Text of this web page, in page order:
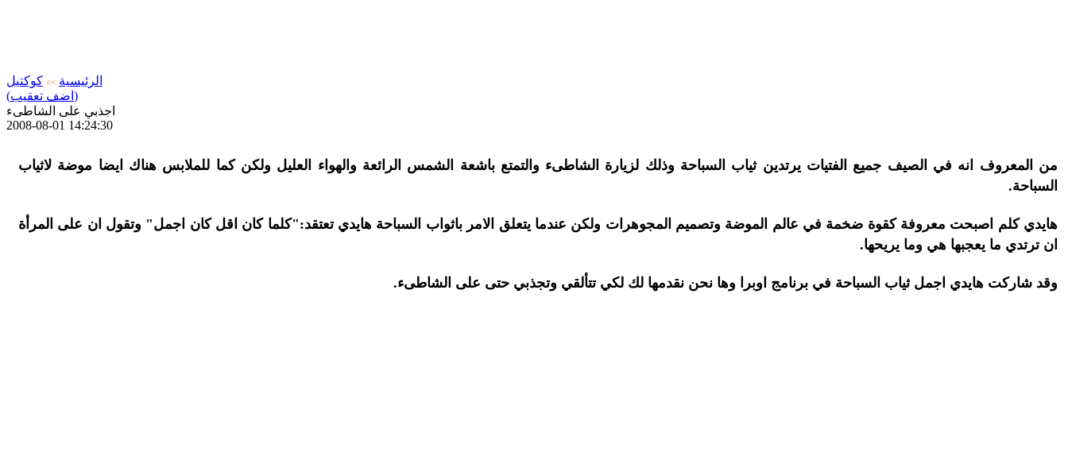
الرئيسية >> كوكتيل
(اضف تعقيب)
اجذبي على الشاطىء
2008-08-01 14:24:30
من المعروف انه في الصيف جميع الفتيات يرتدين ثياب السباحة وذلك لزيارة الشاطىء والتمتع باشعة الشمس الرائعة والهواء العليل ولكن كما للملابس هناك ايضا موضة لاثياب
السباحة.
هايدي كلم اصبحت معروفة كقوة ضخمة في عالم الموضة وتصميم المجوهرات ولكن عندما يتعلق الامر باثواب السباحة هايدي تعتقد:"كلما كان اقل كان اجمل" وتقول ان على المرأة
ان ترتدي ما يعجبها هي وما يريحها.
وقد شاركت هايدي اجمل ثياب السباحة في برنامج اوبرا وها نحن نقدمها لك لكي تتألقي وتجذبي حتى على الشاطىء.